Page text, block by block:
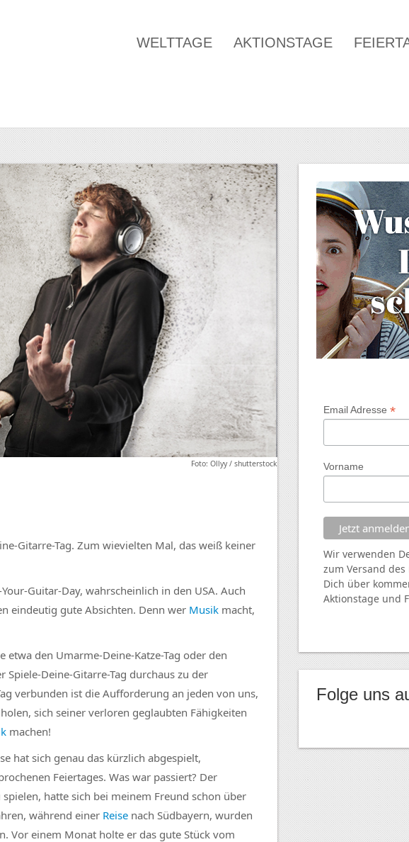
WELTTAGE AKTIONSTAGE
Foto: Ollyy / shutterstock
Gitarre-Tag. Zum wievielten Mal, das weiß keiner
Guitar-Day, wahrscheinlich in den USA. Auch
eindeutig gute Absichten. Denn wer Musik macht,
den Umarme-Deine-Katze-Tag oder den
Spiele-Deine-Gitarre-Tag durchaus zu der
verbunden ist die Aufforderung an jeden von uns,
sich seiner verloren geglaubten Fähigkeiten
machen!
hat sich genau das kürzlich abgespielt,
Feiertages. Was war passiert? Der
hatte sich bei meinem Freund schon über
während einer Reise nach Südbayern, wurden
Vor einem Monat holte er das gute Stück vom
Email Adresse *
Vorname
Wir verwenden
zum Versand
Dich über
Aktionstage und
Folge uns